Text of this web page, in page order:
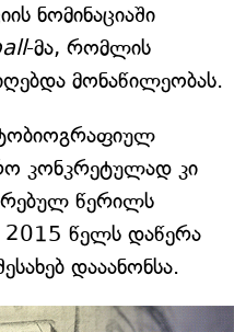
ნომინაციაში
-მა, რომლის
მონაწილეობას.
კონკრეტულად კი
წერილს
2015 წელს დაწერა
დააანონსა.